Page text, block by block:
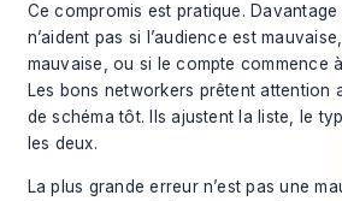
Ce compromis est pratique.
n’aident pas si l’audience est
mauvaise, ou si le compte commence
Les bons networkers prêtent attention
de schéma tôt. Ils ajustent la liste, le
les deux.
La plus grande erreur n’est pas une